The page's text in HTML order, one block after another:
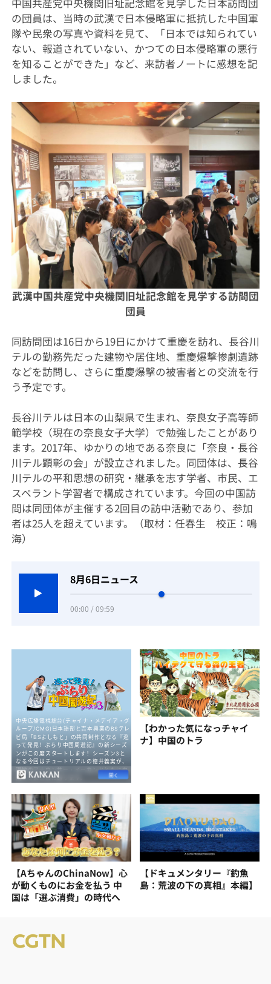
中国共産党中央機関旧址記念館を見学した日本訪問団
の団員は、当時の武漢で日本侵略軍に抵抗した中国軍
隊や民衆の写真や資料を見て、「日本では知られてい
ない、報道されていない、かつての日本侵略軍の悪行
を知ることができた」など、来訪者ノートに感想を記
しました。
武漢中国共産党中央機関旧址記念館を見学する訪問団
団員
同訪問団は16日から19日にかけて重慶を訪れ、長谷川
テルの勤務先だった建物や居住地、重慶爆撃惨劇遺跡
などを訪問し、さらに重慶爆撃の被害者との交流を行
う予定です。
長谷川テルは日本の山梨県で生まれ、奈良女子高等師
範学校（現在の奈良女子大学）で勉強したことがあり
ます。2017年、ゆかりの地である奈良に「奈良・長谷
川テル顕彰の会」が設立されました。同団体は、長谷
川テルの平和思想の研究・継承を志す学者、市民、エ
スペラント学習者で構成されています。今回の中国訪
問は同団体が主催する2回目の訪中活動であり、参加
者は25人を超えています。（取材：任春生 校正：鳴
海）
8月6日ニュース
00:00 / 09:59
【わかった気になっチャイ
ナ】中国のトラ
【AちゃんのChinaNow】心
が動くものにお金を払う 中
国は「選ぶ消費」の時代へ
【ドキュメンタリー『釣魚
島：荒波の下の真相』本編】